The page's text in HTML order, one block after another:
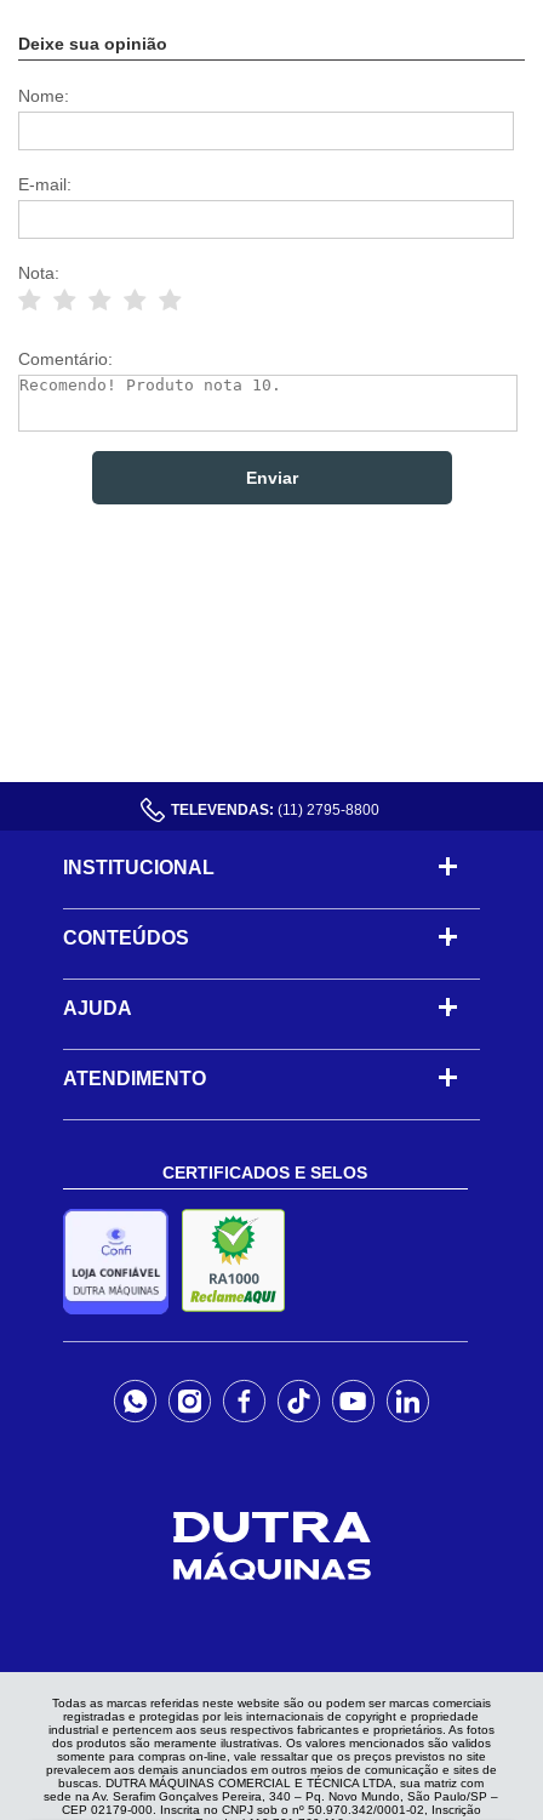
Deixe sua opinião
Nome:
E-mail:
Nota:
Comentário:
TELEVENDAS: (11) 2795-8800
INSTITUCIONAL
CONTEÚDOS -
AJUDA -
ATENDIMENTO
CERTIFICADOS E SELOS
Todas as marcas referidas neste website são ou podem ser marcas comerciais
registradas e protegidas por leis internacionais de copyright e propriedade
industrial e pertencem aos seus respectivos fabricantes e proprietários. As fotos
dos produtos são meramente ilustrativas. Os valores mencionados são validos
somente para compras on-line, vale ressaltar que os preços previstos no site
prevalecem aos demais anunciados em outros meios de comunicação e sites de
buscas. DUTRA MÁQUINAS COMERCIAL E TÉCNICA LTDA, sua matriz com
sede na Av. Serafim Gonçalves Pereira, 340 – Pq. Novo Mundo, São Paulo/SP –
CEP 02179-000. Inscrita no CNPJ sob o nº 50.970.342/0001-02, Inscrição